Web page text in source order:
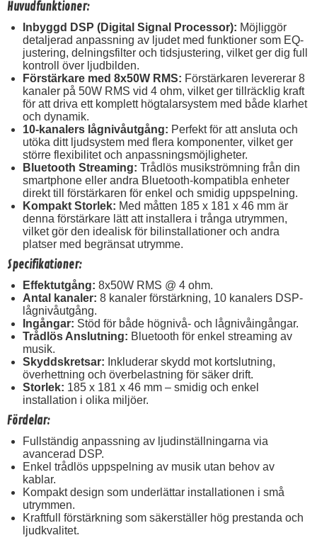
Huvudfunktioner:
Inbyggd DSP (Digital Signal Processor): Möjliggör
detaljerad anpassning av ljudet med funktioner som EQ-
justering, delningsfilter och tidsjustering, vilket ger dig full
kontroll över ljudbilden.
Förstärkare med 8x50W RMS: Förstärkaren levererar 8
kanaler på 50W RMS vid 4 ohm, vilket ger tillräcklig kraft
för att driva ett komplett högtalarsystem med både klarhet
och dynamik.
10-kanalers lågnivåutgång: Perfekt för att ansluta och
utöka ditt ljudsystem med flera komponenter, vilket ger
större flexibilitet och anpassningsmöjligheter.
Bluetooth Streaming: Trådlös musikströmning från din
smartphone eller andra Bluetooth-kompatibla enheter
direkt till förstärkaren för enkel och smidig uppspelning.
Kompakt Storlek: Med måtten 185 x 181 x 46 mm är
denna förstärkare lätt att installera i trånga utrymmen,
vilket gör den idealisk för bilinstallationer och andra
platser med begränsat utrymme.
Specifikationer:
Effektutgång: 8x50W RMS @ 4 ohm.
Antal kanaler: 8 kanaler förstärkning, 10 kanalers DSP-
lågnivåutgång.
Ingångar: Stöd för både högnivå- och lågnivåingångar.
Trådlös Anslutning: Bluetooth för enkel streaming av
musik.
Skyddskretsar: Inkluderar skydd mot kortslutning,
överhettning och överbelastning för säker drift.
Storlek: 185 x 181 x 46 mm – smidig och enkel
installation i olika miljöer.
Fördelar:
Fullständig anpassning av ljudinställningarna via
avancerad DSP.
Enkel trådlös uppspelning av musik utan behov av
kablar.
Kompakt design som underlättar installationen i små
utrymmen.
Kraftfull förstärkning som säkerställer hög prestanda och
ljudkvalitet.